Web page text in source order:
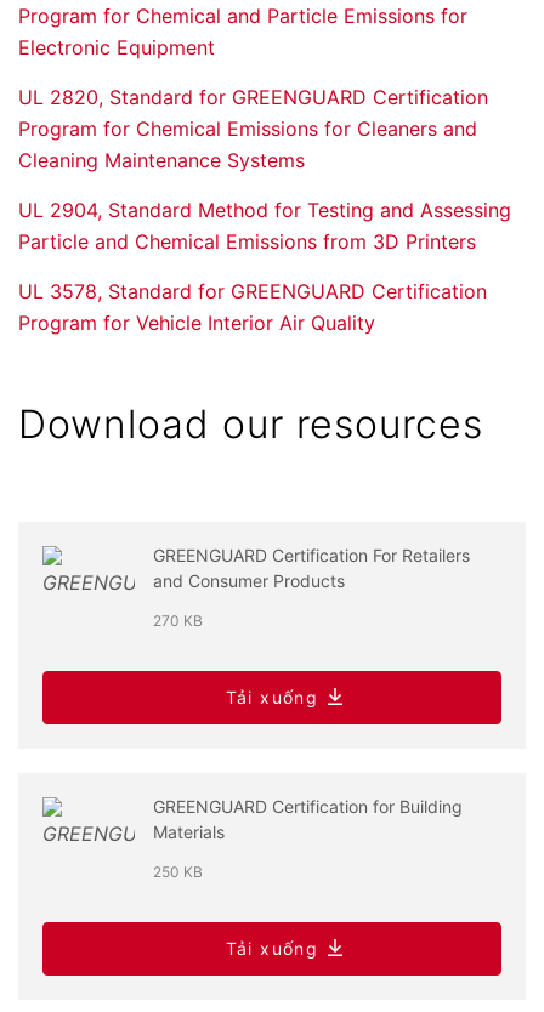
Program for Chemical and Particle Emissions for
Electronic Equipment
UL 2820, Standard for GREENGUARD Certification
Program for Chemical Emissions for Cleaners and
Cleaning Maintenance Systems
UL 2904, Standard Method for Testing and Assessing
Particle and Chemical Emissions from 3D Printers
UL 3578, Standard for GREENGUARD Certification
Program for Vehicle Interior Air Quality
Download our resources
GREENGUARD Certification For Retailers
and Consumer Products
270 KB
Tải xuống
GREENGUARD Certification for Building
Materials
250 KB
Tải xuống